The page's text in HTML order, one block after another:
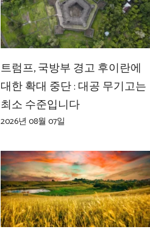
트럼프, 국방부 경고 후이란에
대한 확대 중단 : 대공 무기고는
최소 수준입니다
2026년 08월 07일